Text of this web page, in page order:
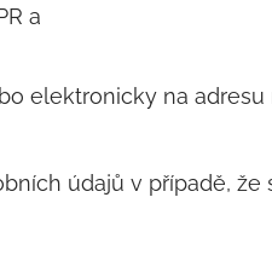
a
elektronicky na
údajů v případě,